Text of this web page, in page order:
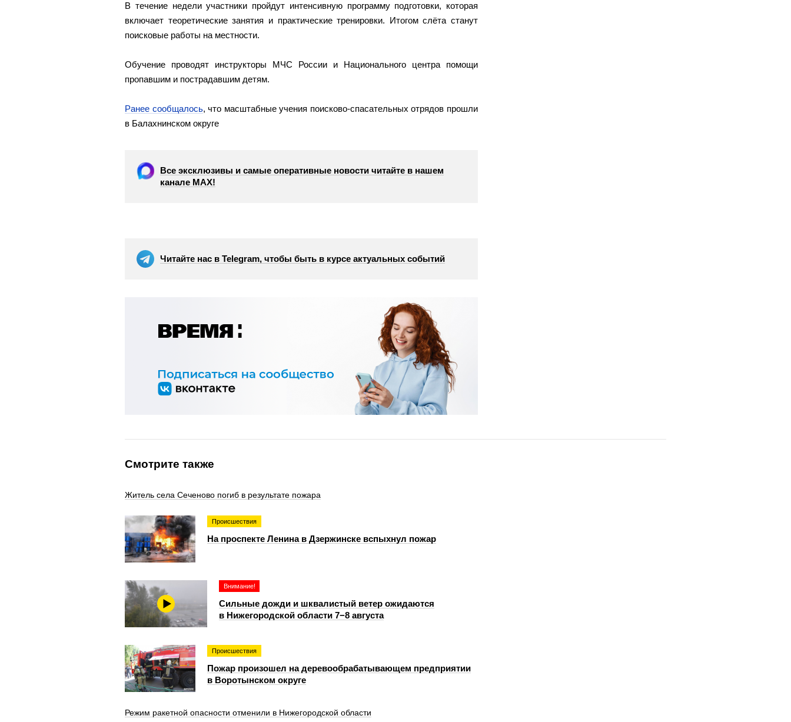
В течение недели участники пройдут интенсивную программу подготовки, которая
включает теоретические занятия и практические тренировки. Итогом слёта станут
поисковые работы на местности.
Обучение проводят инструкторы МЧС России и Национального центра помощи
пропавшим и пострадавшим детям.
Ранее сообщалось, что масштабные учения поисково-спасательных отрядов прошли
в Балахнинском округе
Все эксклюзивы и самые оперативные новости читайте в нашем
канале МАХ!
Читайте нас в Telegram, чтобы быть в курсе актуальных событий
Смотрите также
Житель села Сеченово погиб в результате пожара
Происшествия
На проспекте Ленина в Дзержинске вспыхнул пожар
Внимание!
Сильные дожди и шквалистый ветер ожидаются
в Нижегородской области 7−8 августа
Происшествия
Пожар произошел на деревообрабатывающем предприятии
в Воротынском округе
Режим ракетной опасности отменили в Нижегородской области